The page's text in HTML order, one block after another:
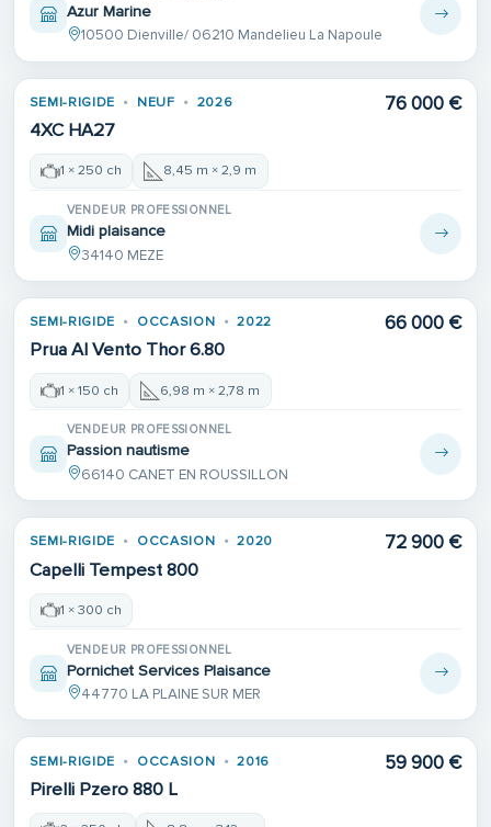
Azur Marine
10500 Dienville/ 06210 Mandelieu La Napoule
SEMI-RIGIDE NEUF 2026
4XC HA27
76 000 €
1 × 250 ch 8,45 m × 2,9 m
VENDEUR PROFESSIONNEL
Midi plaisance
34140 MEZE
SEMI-RIGIDE OCCASION 2022
Prua Al Vento Thor 6.80
66 000 €
1 × 150 ch 6,98 m × 2,78 m
VENDEUR PROFESSIONNEL
Passion nautisme
66140 CANET EN ROUSSILLON
SEMI-RIGIDE OCCASION 2020
Capelli Tempest 800
72 900 €
1 × 300 ch
VENDEUR PROFESSIONNEL
Pornichet Services Plaisance
44770 LA PLAINE SUR MER
SEMI-RIGIDE OCCASION 2016
Pirelli Pzero 880 L
59 900 €